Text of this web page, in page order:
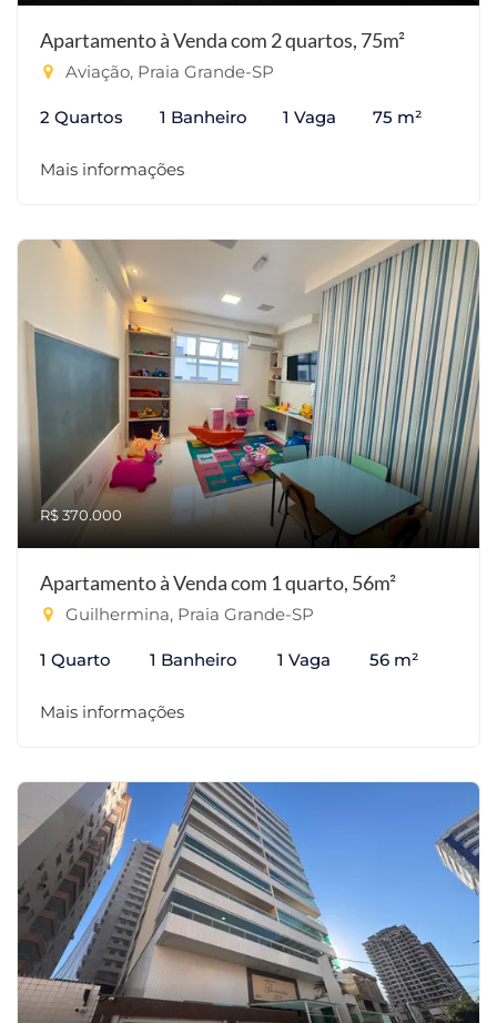
Apartamento à Venda com 2 quartos, 75m²
Aviação, Praia Grande-SP
2 Quartos 1 Banheiro 1 Vaga 75 m²
Mais informações
R$ 370.000
Apartamento à Venda com 1 quarto, 56m²
Guilhermina, Praia Grande-SP
1 Quarto 1 Banheiro 1 Vaga 56 m²
Mais informações